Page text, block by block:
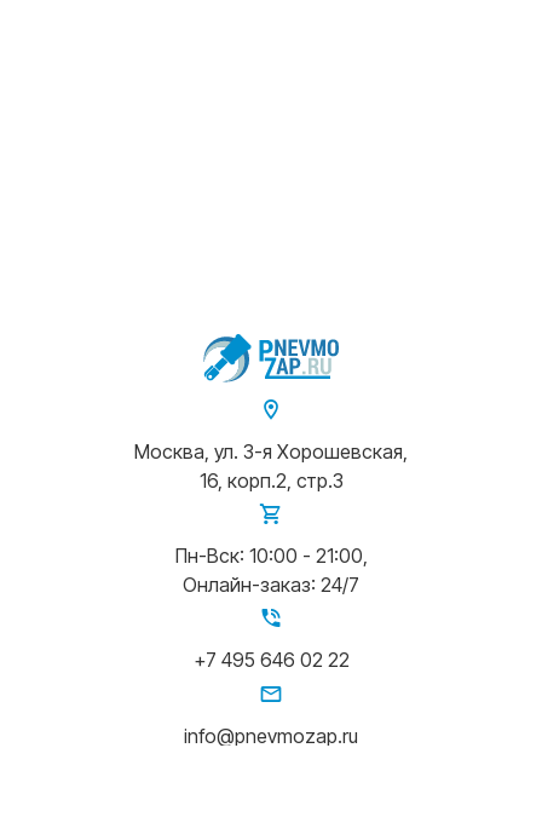
Москва, ул. 3-я Хорошевская,
16, корп.2, стр.3
Пн-Вск: 10:00 - 21:00,
Онлайн-заказ: 24/7
+7 495 646 02 22
info@pnevmozap.ru